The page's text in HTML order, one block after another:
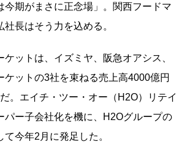
今期がまさに正念場」。関西フードマ
長はそう力を込める。
ットは、イズミヤ、阪急オアシス、
ケットの3社を束ねる売上高4000億円
。エイチ・ツー・オー（H2O）リテイ
パー子会社化を機に、H2Oグループの
今年2月に発足した。